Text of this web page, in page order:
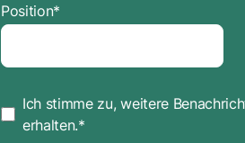
Position*
Ich stimme zu, weitere
erhalten.*